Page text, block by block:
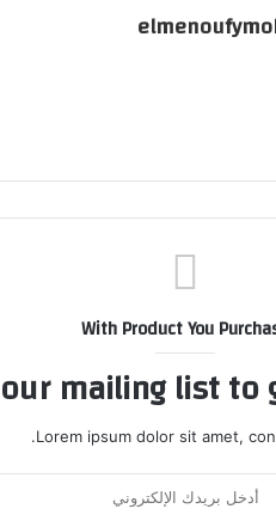
With Product You
mailing list to
Lorem ipsum dolor sit amet,